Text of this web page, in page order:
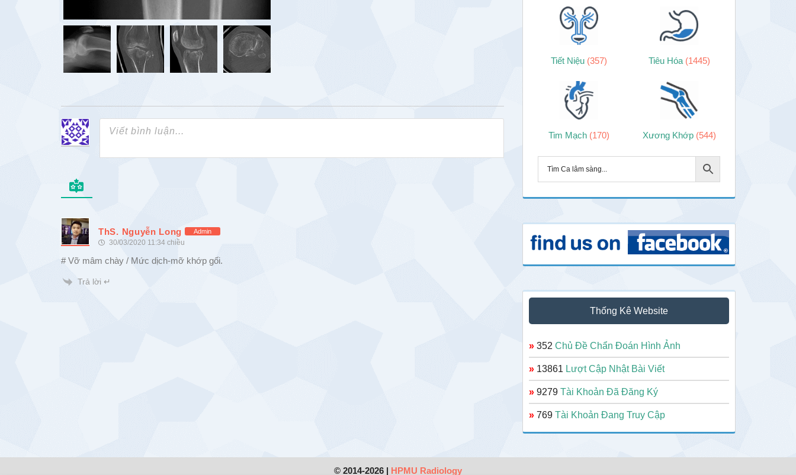
ThS. Nguyễn Long Admin
30/03/2020 11:34 chiều
# Vỡ mâm chày / Mức dịch-mỡ khớp gối.
Trả lời ↵
Tiết Niệu (357) Tiêu Hóa (1445)
Tim Mạch (170) Xương Khớp (544)
Thống Kê Website
» 352 Chủ Đề Chẩn Đoán Hình Ảnh
» 13861 Lượt Cập Nhật Bài Viết
» 9279 Tài Khoản Đã Đăng Ký
» 769 Tài Khoản Đang Truy Cập
© 2014-2026 | HPMU Radiology